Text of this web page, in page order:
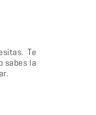
Te
sabes la